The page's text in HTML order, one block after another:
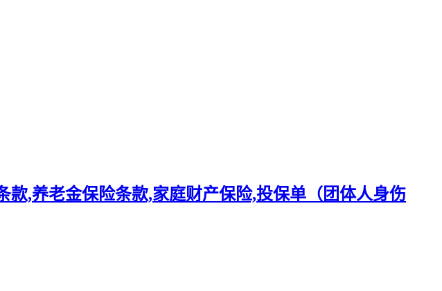
,养老金保险条款,家庭财产保险,投保单（团体人身伤